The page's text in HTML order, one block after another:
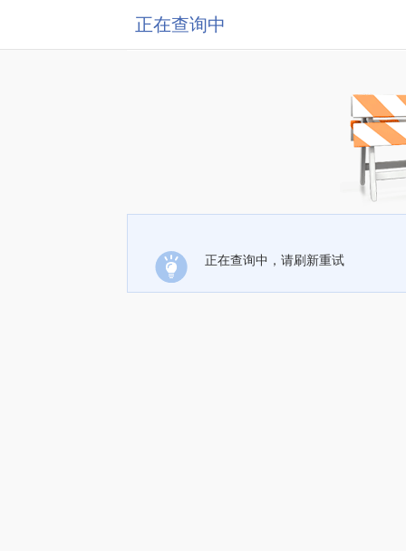
正在查询中
正在查询中，请刷新重试